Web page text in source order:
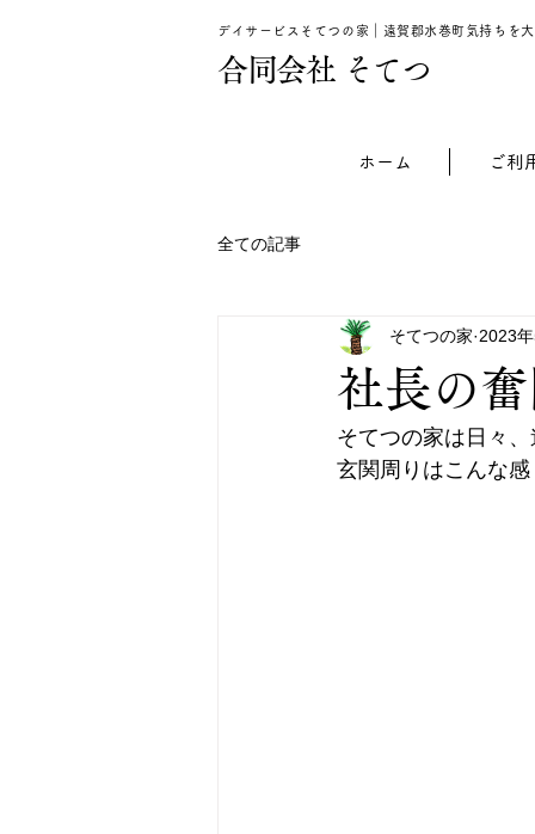
デイサービスそてつの家｜遠賀郡水巻町気持ちを
​合同会社 そてつ
ホーム ご利
全ての記事
社長の
そてつの家 2023
そてつの家は日々
玄関周りはこんな